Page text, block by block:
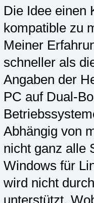
Die Idee einen
kompatible zu
Meiner
schneller als
Angaben der
PC auf Dual-
Abhängig von
nicht ganz alle
Windows für
wird nicht